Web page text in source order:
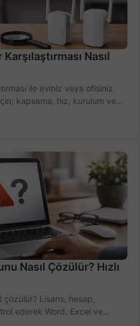
Nasıl
ile eviniz veya ofisiniz
kapsama, hız, kurulum ve
Nasıl Çözülür? Hızlı
Lisans, hesap,
ederek Word, Excel ve